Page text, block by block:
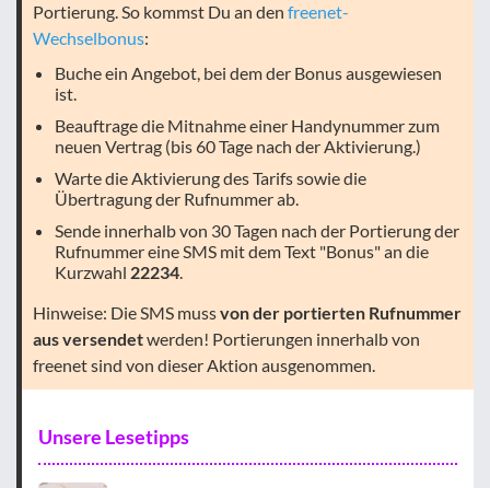
Portierung. So kommst Du an den freenet-
Wechselbonus:
Buche ein Angebot, bei dem der Bonus ausgewiesen
ist.
Beauftrage die Mitnahme einer Handynummer zum
neuen Vertrag (bis 60 Tage nach der Aktivierung.)
Warte die Aktivierung des Tarifs sowie die
Übertragung der Rufnummer ab.
Sende innerhalb von 30 Tagen nach der Portierung der
Rufnummer eine SMS mit dem Text "Bonus" an die
Kurzwahl 22234.
Hinweise: Die SMS mussvon der portierten Rufnummer
aus versendetwerden! Portierungen innerhalb von
freenet sind von dieser Aktion ausgenommen.
Unsere Lesetipps